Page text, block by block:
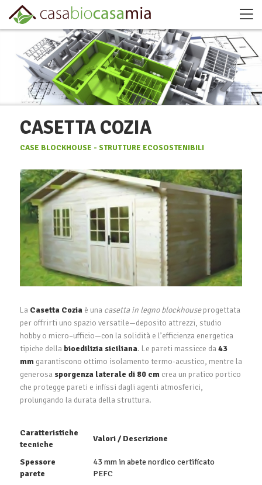
CASETTA COZIA
CASE BLOCKHOUSE - STRUTTURE ECOSOSTENIBILI
La Casetta Coziaè una casetta in legno blockhouseprogettata
per offrirti uno spazio versatile—deposito attrezzi, studio
hobby o micro–ufficio—con la solidità e l’efficienza energetica
tipiche della bioedilizia siciliana. Le pareti massicce da 43
mmgarantiscono ottimo isolamento termo-acustico, mentre la
generosa sporgenza laterale di 80 cmcrea un pratico portico
che protegge pareti e infissi dagli agenti atmosferici,
prolungando la durata della struttura.
Caratteristiche
tecniche
Valori / Descrizione
Spessore
parete
43 mm in abete nordico certificato
PEFC